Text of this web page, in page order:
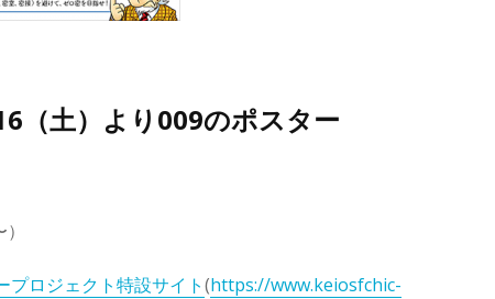
（土）より009のポスター
プロジェクト特設サイト(https://www.keiosfchic-